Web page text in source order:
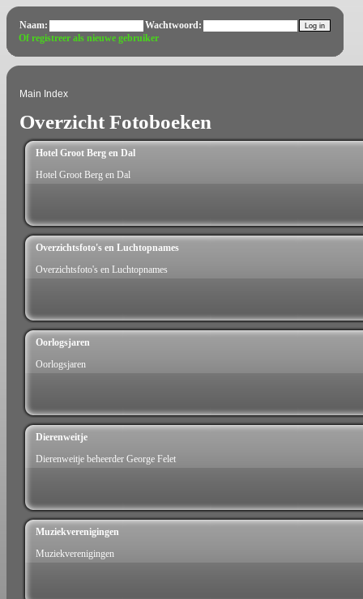
Naam:
Wachtwoord:
Of registreer als nieuwe gebruiker
Main Index
Overzicht Fotoboeken
Hotel Groot Berg en Dal
Hotel Groot Berg en Dal
Overzichtsfoto's en Luchtopnames
Overzichtsfoto's en Luchtopnames
Oorlogsjaren
Oorlogsjaren
Dierenweitje
Dierenweitje beheerder George Felet
Muziekverenigingen
Muziekverenigingen